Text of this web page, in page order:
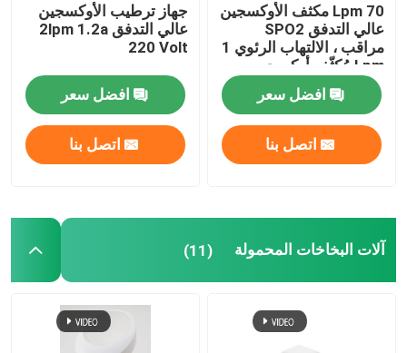
آلات البخاخات المحمولة
جهاز شفط طبي
جهاز مراقبة تشبع الأكسجين المنزلي
جهاز مراقبة ضغط الدم المنزلي
70 Lpm مكثف الأوكسجين
عالي التدفق SPO2
مراقب ، الالتهاب الرئوي 1
Lpm مُكثّف أوكسجين
افضل سعر
اتصل بنا
جهاز ترطيب الأوكسجين
عالي التدفق 2lpm 1.2a
220 Volt
افضل سعر
اتصل بنا
آلات البخاخات المحمولة (11)